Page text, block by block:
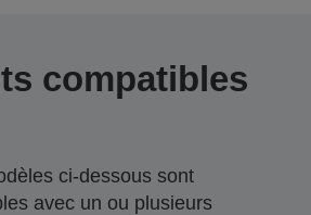
compatibles
ci-dessous sont
avec un ou plusieurs